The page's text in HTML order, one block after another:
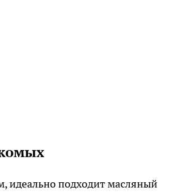
идеально подходит масляный